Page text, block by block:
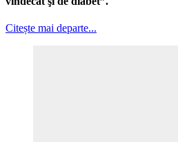
Citește mai departe...